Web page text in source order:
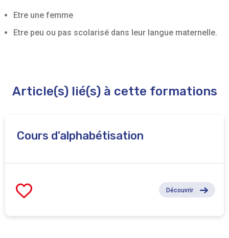
Etre une femme
Etre peu ou pas scolarisé dans leur langue maternelle.
Article(s) lié(s) à cette formations
Cours d'alphabétisation
Découvrir